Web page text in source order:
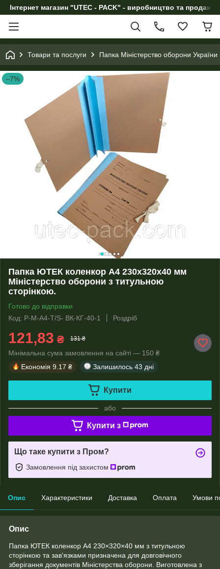
Інтернет магазин "UTEC - PACK" - виробництво та продаж
Товари та послуги Папка Міністерство оборони
–7%
Папка ЮТЕК коленкор А4 230x320x40 мм
Міністерство оборони з титульною
сторінкою.
Готово до відправки
Код: P-М-А4-Т/S- ВК-КГ-40-1
Роздріб
121,83 ₴ 131 ₴
Мінімальна сума замовлення на сайті — 150 ₴
Економія 9.17 ₴ Залишилось 43 дні
Купити
або
Купити з
Що таке купити з Пром?
Замовлення під захистом
Опис Характеристики Доставка Оплата Умови
Опис
Папка ЮТЕК коленкор А4 230×320×40 мм з титульною
сторінкою та зав'язками призначена для довговічного
зберігання документів Міністерства оборони. Виготовлена ​​з